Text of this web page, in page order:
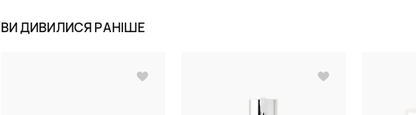
ВИ ДИВИЛИСЯ РАНІШЕ